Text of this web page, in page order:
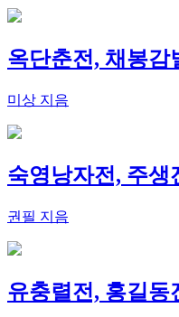
옥단춘전, 채봉감
미상 지음
숙영낭자전, 주생
권필 지음
유충렬전, 홍길동